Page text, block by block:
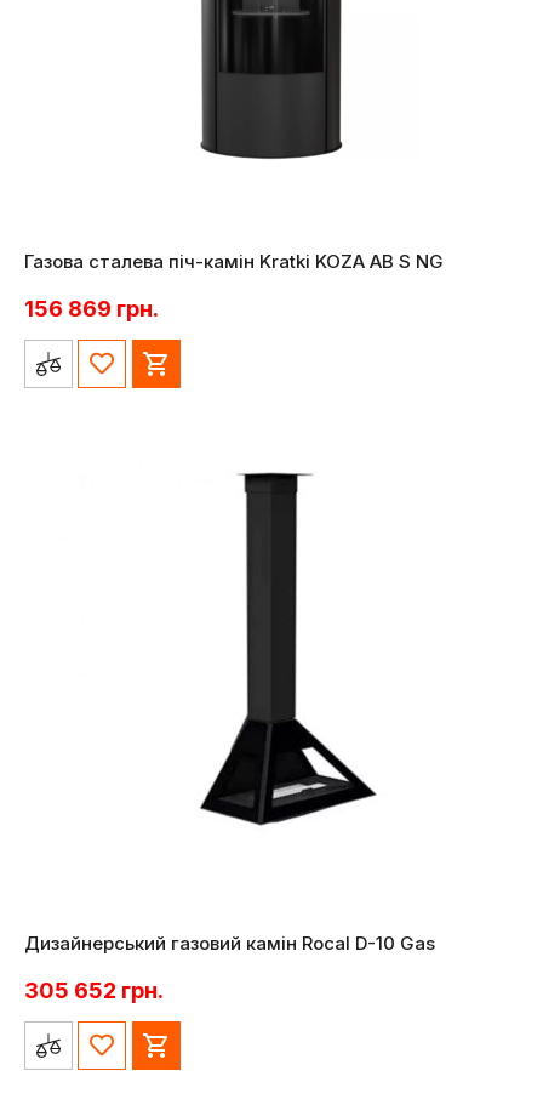
Газова сталева піч-камін Kratki KOZA AB S NG
156 869 грн.
Дизайнерський газовий камін Rocal D-10 Gas
305 652 грн.